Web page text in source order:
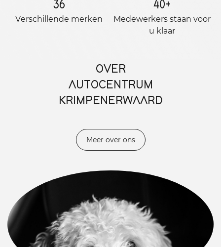
36
Verschillende merken
40+
Medewerkers staan ​​voor
u klaar
OVER
AUTOCENTRUM
KRIMPENERWAARD
Meer over ons